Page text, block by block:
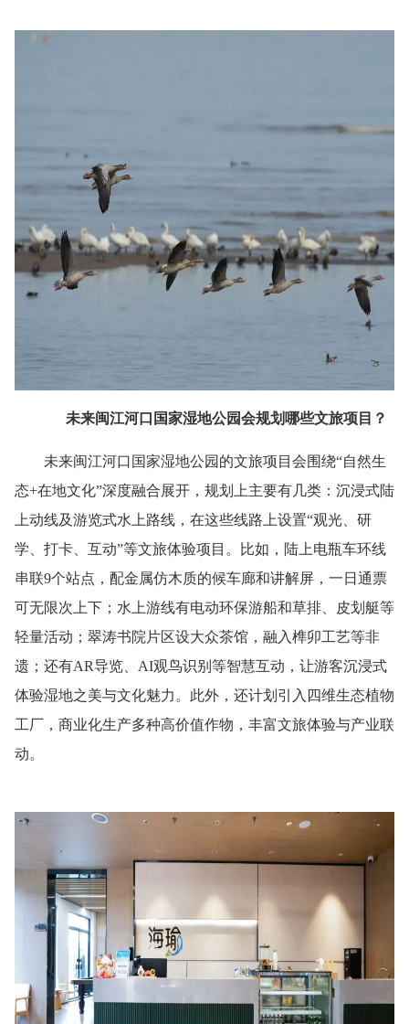
未来闽江河口国家湿地公园会规划哪些文旅项目？
未来闽江河口国家湿地公园的文旅项目会围绕“自然生
态+在地文化”深度融合展开，规划上主要有几类：沉浸式陆
上动线及游览式水上路线，在这些线路上设置“观光、研
学、打卡、互动”等文旅体验项目。比如，陆上电瓶车环线
串联9个站点，配金属仿木质的候车廊和讲解屏，一日通票
可无限次上下；水上游线有电动环保游船和草排、皮划艇等
轻量活动；翠涛书院片区设大众茶馆，融入榫卯工艺等非
遗；还有AR导览、AI观鸟识别等智慧互动，让游客沉浸式
体验湿地之美与文化魅力。此外，还计划引入四维生态植物
工厂，商业化生产多种高价值作物，丰富文旅体验与产业联
动。